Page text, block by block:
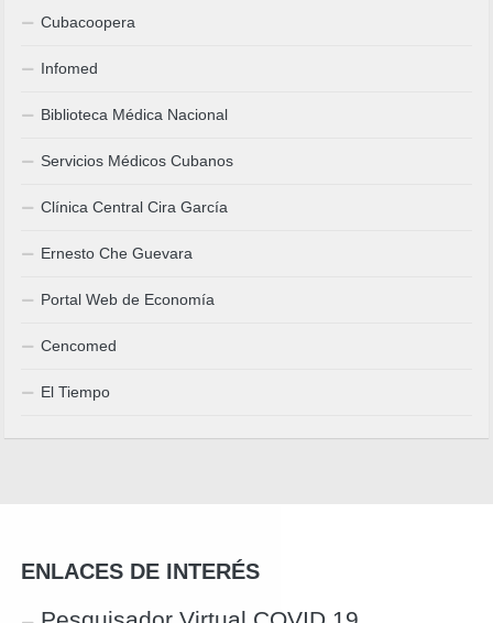
Cubacoopera
Infomed
Biblioteca Médica Nacional
Servicios Médicos Cubanos
Clínica Central Cira García
Ernesto Che Guevara
Portal Web de Economía
Cencomed
El Tiempo
ENLACES DE INTERÉS